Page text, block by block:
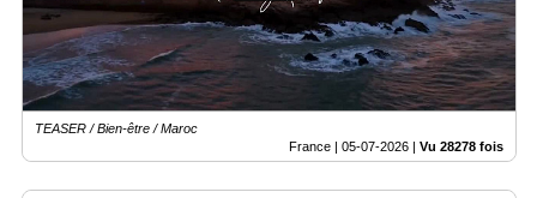
TEASER / Bien-être / Maroc
France | 05-07-2026 | Vu 28278 fois